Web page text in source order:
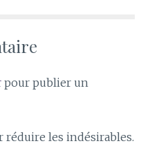
pour publier un
réduire les indésirables.